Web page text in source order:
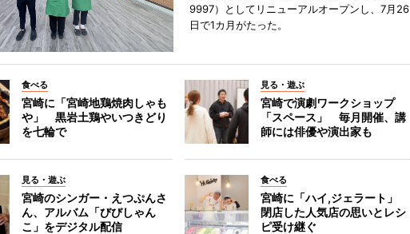
9997）としてリニューアルオープンし、7月26
日で1カ月がたった。
食べる
宮崎に「宮崎地鶏焼肉しゃも
や」 黒岩土鶏やいつきどり
を七輪で
見る・遊ぶ
宮崎で演劇ワークショップ
「スペース」 毎月開催、講
師には俳優や演出家も
見る・遊ぶ
宮崎のシンガー・えつぷんさ
ん、アルバム「びびしゃん
こ」をデジタル配信
食べる
宮崎に「ハイ,ジェラート」
閉店した人気店の思いとレシ
ピ受け継ぐ